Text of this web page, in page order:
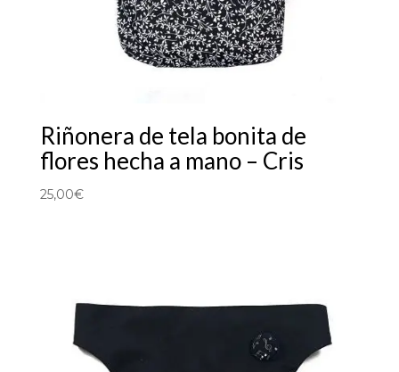
Riñonera de tela bonita de
flores hecha a mano – Cris
25,00€